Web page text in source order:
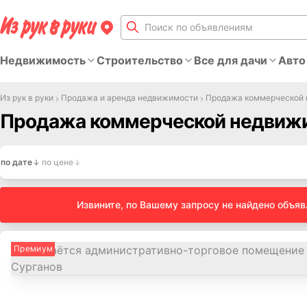
Недвижимость Строительство Все для дачи
Из рук в руки Продажа и аренда недвижимости Продажа коммерческой
Продажа коммерческой
по дате по цене
Извините, по Вашему запросу не найдено
Премиум